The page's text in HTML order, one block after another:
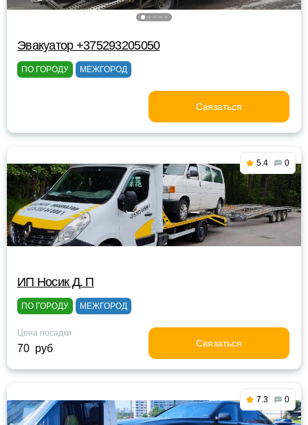
Эвакуатор +375293205050
ПО ГОРОДУ МЕЖГОРОД
Связаться
5.4 0
ИП Носик Д. П
ПО ГОРОДУ МЕЖГОРОД
Цена посадки
70 руб Связаться
7.3 0